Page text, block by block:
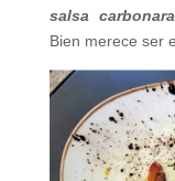
salsa carbonara
Bien merece ser